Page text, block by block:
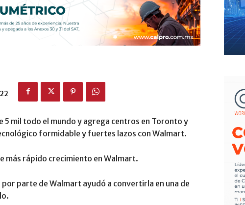
5 mil todo el mundo y agrega centros en Toronto y
formidable y fuertes lazos con Walmart.
más rápido crecimiento en Walmart.
parte de Walmart ayudó a convertirla en una de